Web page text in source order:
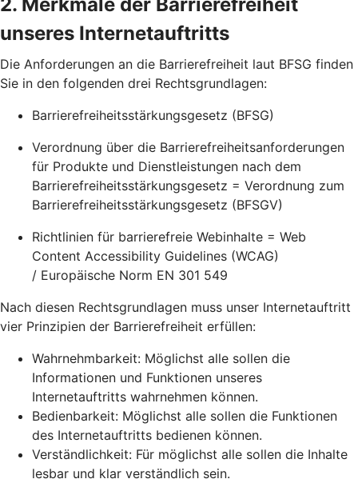
unseres Internetauftritts
Die Anforderungen an die Barrierefreiheit laut BFSG finden
Sie in den folgenden drei Rechtsgrundlagen:
Barrierefreiheitsstärkungsgesetz (BFSG)
Verordnung über die Barrierefreiheitsanforderungen
für Produkte und Dienstleistungen nach dem
Barrierefreiheitsstärkungsgesetz = Verordnung zum
Barrierefreiheitsstärkungsgesetz (BFSGV)
Richtlinien für barrierefreie Webinhalte = Web
Content Accessibility Guidelines (WCAG)
/ Europäische Norm EN 301 549
Nach diesen Rechtsgrundlagen muss unser Internetauftritt
vier Prinzipien der Barrierefreiheit erfüllen:
Wahrnehmbarkeit: Möglichst alle sollen die
Informationen und Funktionen unseres
Internetauftritts wahrnehmen können.
Bedienbarkeit: Möglichst alle sollen die Funktionen
des Internetauftritts bedienen können.
Verständlichkeit: Für möglichst alle sollen die Inhalte
lesbar und klar verständlich sein.